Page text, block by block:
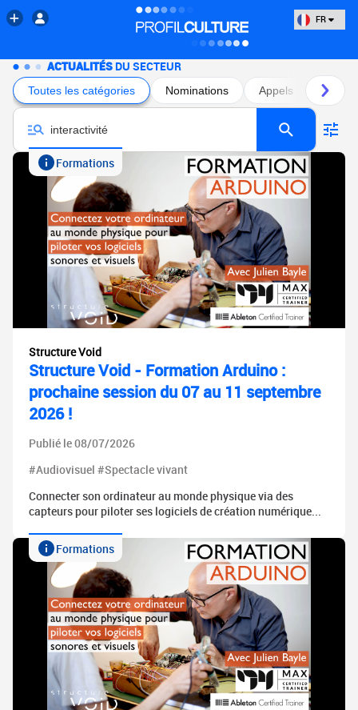
FR
ACTUALITÉS DU SECTEUR
Toutes les catégories Nominations Appels à projets
Formations
Structure Void
Structure Void - Formation Arduino :
prochaine session du 07 au 11 septembre
2026 !
Publié le 08/07/2026
#Audiovisuel #Spectacle vivant
Connecter son ordinateur au monde physique via des
capteurs pour piloter ses logiciels de création numérique...
Formations